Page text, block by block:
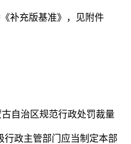
补充版基准》，见附件
自治区规范行政处罚裁量
行政主管部门应当制定本部